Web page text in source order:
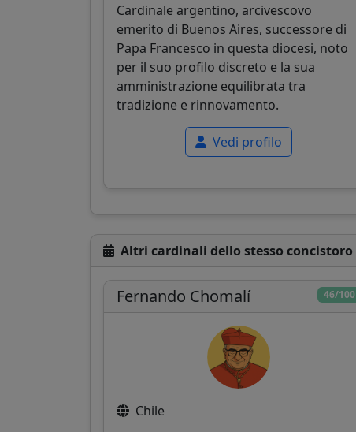
Cardinale argentino, arcivescovo
emerito di Buenos Aires, successore di
Papa Francesco in questa diocesi, noto
per il suo profilo discreto e la sua
amministrazione equilibrata tra
tradizione e rinnovamento.
Vedi profilo
Altri cardinali dello stesso concistoro
46/100
Fernando Chomalí
Chile